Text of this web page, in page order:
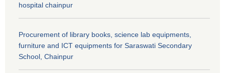
hospital chainpur
Procurement of library books, science lab equipments,
furniture and ICT equipments for Saraswati Secondary
School, Chainpur